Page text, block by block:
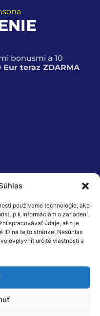
používame technológie, ako
k informáciám o zariadení.
spracovávať údaje, ako je
ID na tejto stránke. Nesúhlas
ovplyvniť určité vlastnosti a
bonusmi a 10
Eur teraz ZDARMA